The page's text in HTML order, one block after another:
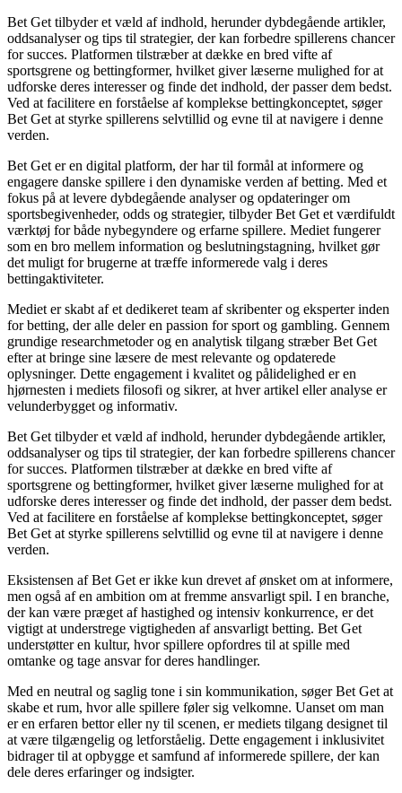
Bet Get tilbyder et væld af indhold, herunder dybdegående artikler,
oddsanalyser og tips til strategier, der kan forbedre spillerens chancer
for succes. Platformen tilstræber at dække en bred vifte af
sportsgrene og bettingformer, hvilket giver læserne mulighed for at
udforske deres interesser og finde det indhold, der passer dem bedst.
Ved at facilitere en forståelse af komplekse bettingkonceptet, søger
Bet Get at styrke spillerens selvtillid og evne til at navigere i denne
verden.
Bet Get er en digital platform, der har til formål at informere og
engagere danske spillere i den dynamiske verden af betting. Med et
fokus på at levere dybdegående analyser og opdateringer om
sportsbegivenheder, odds og strategier, tilbyder Bet Get et værdifuldt
værktøj for både nybegyndere og erfarne spillere. Mediet fungerer
som en bro mellem information og beslutningstagning, hvilket gør
det muligt for brugerne at træffe informerede valg i deres
bettingaktiviteter.
Mediet er skabt af et dedikeret team af skribenter og eksperter inden
for betting, der alle deler en passion for sport og gambling. Gennem
grundige researchmetoder og en analytisk tilgang stræber Bet Get
efter at bringe sine læsere de mest relevante og opdaterede
oplysninger. Dette engagement i kvalitet og pålidelighed er en
hjørnesten i mediets filosofi og sikrer, at hver artikel eller analyse er
velunderbygget og informativ.
Bet Get tilbyder et væld af indhold, herunder dybdegående artikler,
oddsanalyser og tips til strategier, der kan forbedre spillerens chancer
for succes. Platformen tilstræber at dække en bred vifte af
sportsgrene og bettingformer, hvilket giver læserne mulighed for at
udforske deres interesser og finde det indhold, der passer dem bedst.
Ved at facilitere en forståelse af komplekse bettingkonceptet, søger
Bet Get at styrke spillerens selvtillid og evne til at navigere i denne
verden.
Eksistensen af Bet Get er ikke kun drevet af ønsket om at informere,
men også af en ambition om at fremme ansvarligt spil. I en branche,
der kan være præget af hastighed og intensiv konkurrence, er det
vigtigt at understrege vigtigheden af ansvarligt betting. Bet Get
understøtter en kultur, hvor spillere opfordres til at spille med
omtanke og tage ansvar for deres handlinger.
Med en neutral og saglig tone i sin kommunikation, søger Bet Get at
skabe et rum, hvor alle spillere føler sig velkomne. Uanset om man
er en erfaren bettor eller ny til scenen, er mediets tilgang designet til
at være tilgængelig og letforståelig. Dette engagement i inklusivitet
bidrager til at opbygge et samfund af informerede spillere, der kan
dele deres erfaringer og indsigter.